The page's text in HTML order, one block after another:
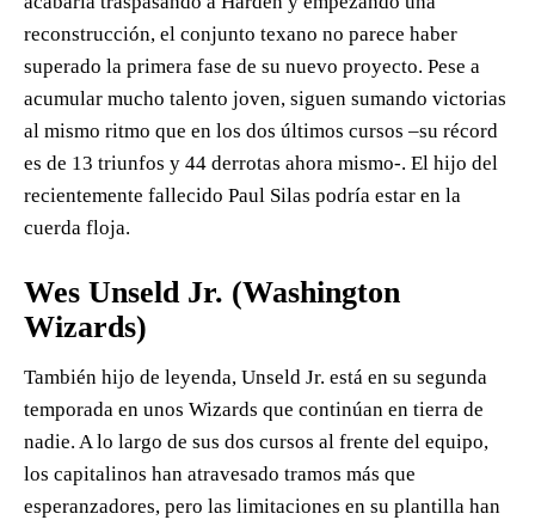
reconstrucción, el conjunto texano no parece haber
superado la primera fase de su nuevo proyecto. Pese a
acumular mucho talento joven, siguen sumando victorias
al mismo ritmo que en los dos últimos cursos –su récord
es de 13 triunfos y 44 derrotas ahora mismo-. El hijo del
recientemente fallecido Paul Silas podría estar en la
cuerda floja.
Wes Unseld Jr. (Washington
Wizards)
También hijo de leyenda, Unseld Jr. está en su segunda
temporada en unos Wizards que continúan en tierra de
nadie. A lo largo de sus dos cursos al frente del equipo,
los capitalinos han atravesado tramos más que
esperanzadores, pero las limitaciones en su plantilla han